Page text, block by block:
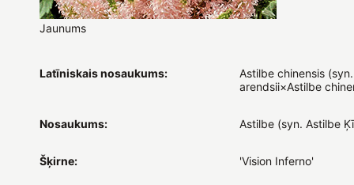
Jaunums
Latīniskais nosaukums:
Astilbe chinensis
arendsii×Astilbe
Nosaukums: Astilbe (syn. Astilbe
Šķirne: 'Vision Inferno'